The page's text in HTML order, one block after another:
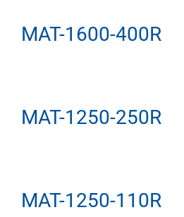
MAT-1600-400R
MAT-1250-250R
MAT-1250-110R